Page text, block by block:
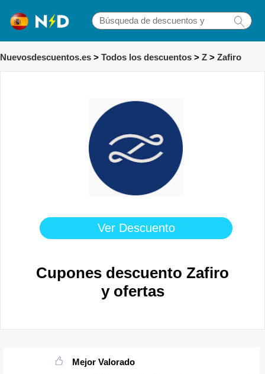
Nuevosdescuentos.es > Todos los descuentos > Z > Zafiro
Ver Descuento
Cupones descuento Zafiro
y ofertas
Mejor Valorado